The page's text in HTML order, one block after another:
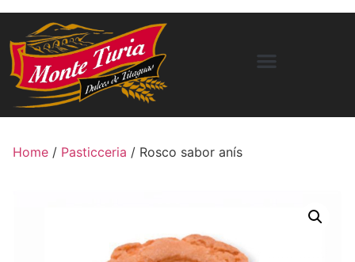
Home / Pasticceria / Rosco sabor anís